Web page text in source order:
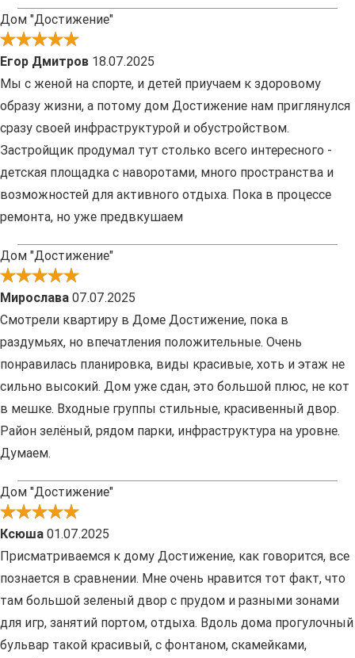
Дом "Достижение"
Егор Дмитров 18.07.2025
Мы с женой на спорте, и детей приучаем к здоровому
образу жизни, а потому дом Достижение нам приглянулся
сразу своей инфраструктурой и обустройством.
Застройщик продумал тут столько всего интересного -
детская площадка с наворотами, много пространства и
возможностей для активного отдыха. Пока в процессе
ремонта, но уже предвкушаем
Дом "Достижение"
Мирослава 07.07.2025
Смотрели квартиру в Доме Достижение, пока в
раздумьях, но впечатления положительные. Очень
понравилась планировка, виды красивые, хоть и этаж не
сильно высокий. Дом уже сдан, это большой плюс, не кот
в мешке. Входные группы стильные, красивенный двор.
Район зелёный, рядом парки, инфраструктура на уровне.
Думаем.
Дом "Достижение"
Ксюша 01.07.2025
Присматриваемся к дому Достижение, как говорится, все
познается в сравнении. Мне очень нравится тот факт, что
там большой зеленый двор с прудом и разными зонами
для игр, занятий портом, отдыха. Вдоль дома прогулочный
бульвар такой красивый, с фонтаном, скамейками,